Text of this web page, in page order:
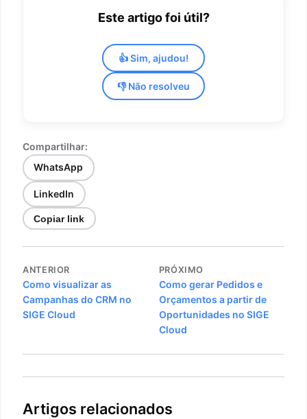
Este artigo foi útil?
👍 Sim, ajudou!
👎 Não resolveu
Compartilhar:
WhatsApp
LinkedIn
Copiar link
de
Post
ANTERIOR
Como visualizar as
Campanhas do CRM no
SIGE Cloud
PRÓXIMO
Como gerar Pedidos e
Orçamentos a partir de
Oportunidades no SIGE
Cloud
Artigos relacionados